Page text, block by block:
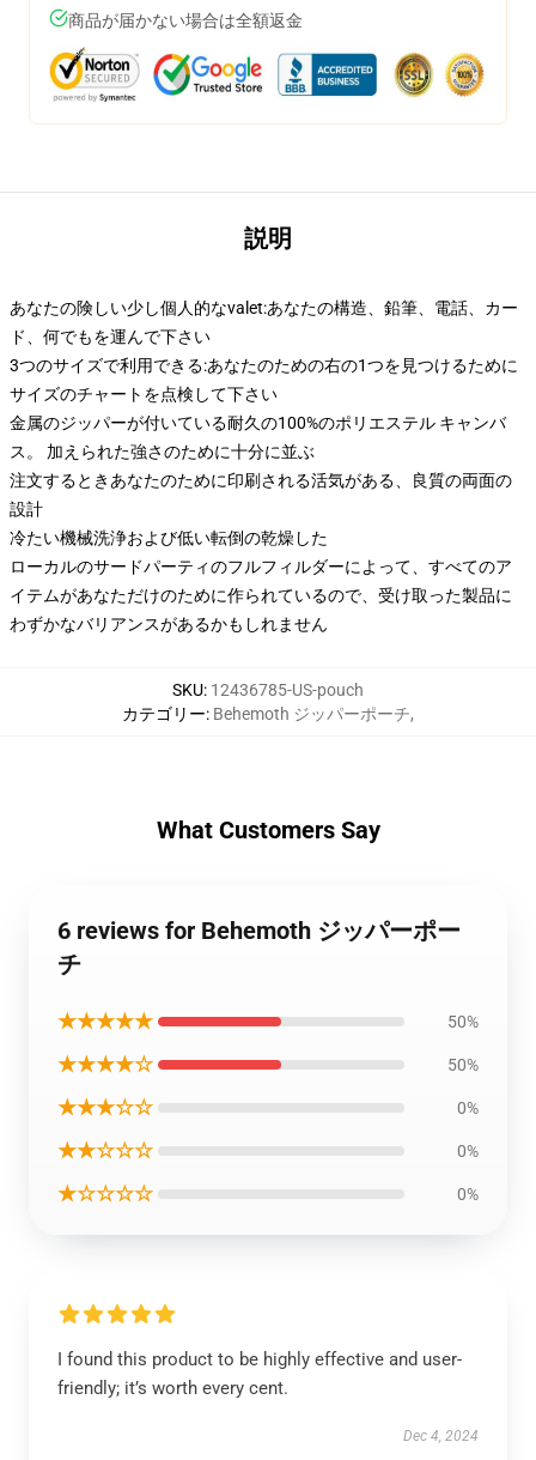
商品が届かない場合は全額返金
説明
あなたの険しい少し個人的なvalet:あなたの構造、鉛筆、電話、カー
ド、何でもを運んで下さい
3つのサイズで利用できる:あなたのための右の1つを見つけるために
サイズのチャートを点検して下さい
金属のジッパーが付いている耐久の100%のポリエステル キャンバ
ス。 加えられた強さのために十分に並ぶ
注文するときあなたのために印刷される活気がある、良質の両面の
設計
冷たい機械洗浄および低い転倒の乾燥した
ローカルのサードパーティのフルフィルダーによって、すべてのア
イテムがあなただけのために作られているので、受け取った製品に
わずかなバリアンスがあるかもしれません
SKU: 12436785-US-pouch
カテゴリー: Behemoth ジッパーポーチ,
What Customers Say
6 reviews for Behemoth ジッパーポー
チ
★★★★★ 50%
★★★★☆ 50%
★★★☆☆ 0%
★★☆☆☆ 0%
★☆☆☆☆ 0%
I found this product to be highly effective and user-
friendly; it’s worth every cent.
Dec 4, 2024